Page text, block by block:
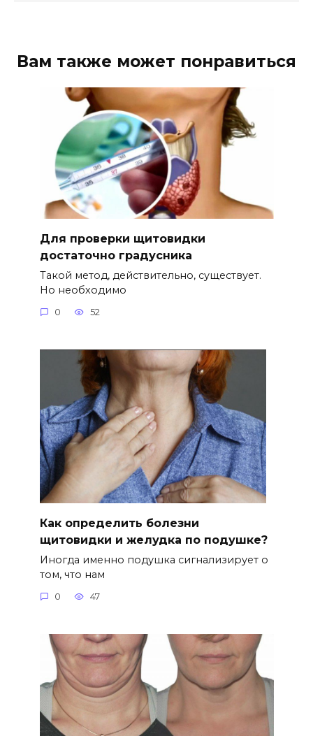
Вам также может понравиться
Для проверки щитовидки
достаточно градусника
Такой метод, действительно, существует.
Но необходимо
0 52
Как определить болезни
щитовидки и желудка по подушке?
Иногда именно подушка сигнализирует о
том, что нам
0 47